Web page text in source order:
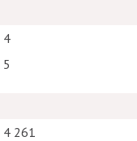
4
5
4 261